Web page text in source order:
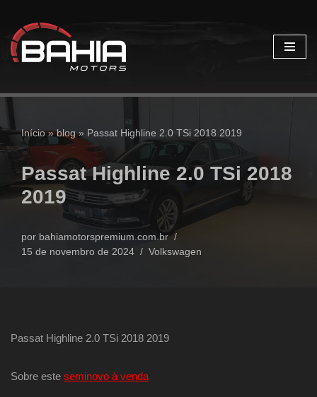
Pular
para
Início»blog» Passat Highline 2.0 TSi 2018 2019
Passat Highline 2.0 TSi 2018
2019
por bahiamotorspremium.com.br
15 de novembro de 2024
Volkswagen
Passat Highline 2.0 TSi 2018 2019
Sobre este seminovo à venda